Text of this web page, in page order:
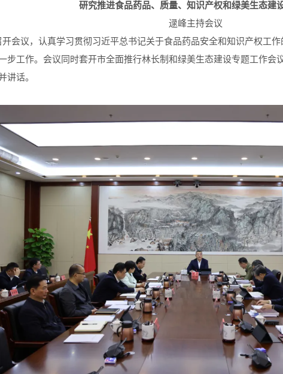
研究推进食品药品、质量、知识产权和绿美生态建
逯峰主持会议
议，认真学习贯彻习近平总书记关于食品药品安全和知识产权工作
步工作。会议同时套开市全面推行林长制和绿美生态建设专题工作会
讲话。